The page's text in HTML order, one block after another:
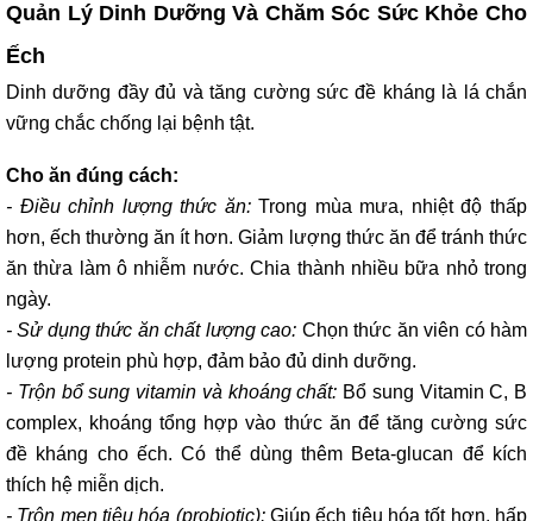
Quản Lý Dinh Dưỡng Và Chăm Sóc Sức Khỏe Cho
Ếch
Dinh dưỡng đầy đủ và tăng cường sức đề kháng là lá chắn
vững chắc chống lại bệnh tật.
Cho ăn đúng cách:
- Điều chỉnh lượng thức ăn:Trong mùa mưa, nhiệt độ thấp
hơn, ếch thường ăn ít hơn. Giảm lượng thức ăn để tránh thức
ăn thừa làm ô nhiễm nước. Chia thành nhiều bữa nhỏ trong
ngày.
- Sử dụng thức ăn chất lượng cao: Chọn thức ăn viên có hàm
lượng protein phù hợp, đảm bảo đủ dinh dưỡng.
- Trộn bổ sung vitamin và khoáng chất: Bổ sung Vitamin C, B
complex, khoáng tổng hợp vào thức ăn để tăng cường sức
đề kháng cho ếch. Có thể dùng thêm Beta-glucan để kích
thích hệ miễn dịch.
- Trộn men tiêu hóa (probiotic): Giúp ếch tiêu hóa tốt hơn, hấp